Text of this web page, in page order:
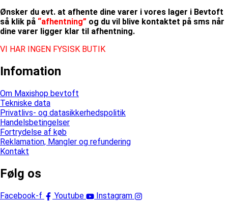
Ønsker du evt. at afhente dine varer i vores lager i Bevtoft
så klik på “afhentning” og du vil blive kontaktet på sms når
dine varer ligger klar til afhentning.
VI HAR INGEN FYSISK BUTIK
Infomation
Om Maxishop bevtoft
Tekniske data
Privatlivs- og datasikkerhedspolitik
Handelsbetingelser
Fortrydelse af køb
Reklamation, Mangler og refundering
Kontakt
Følg os
Facebook-f Youtube Instagram